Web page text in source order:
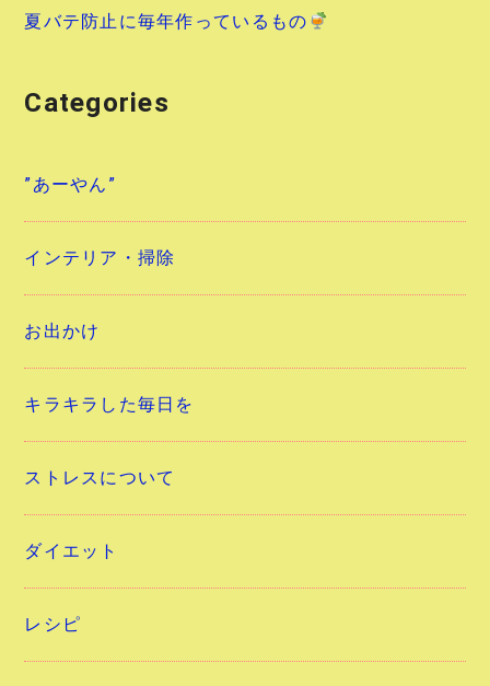
夏バテ防止に毎年作っているもの
Categories
”あーやん”
インテリア・掃除
お出かけ
キラキラした毎日を
ストレスについて
ダイエット
レシピ